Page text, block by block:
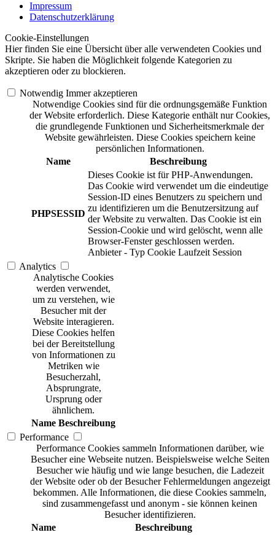
Impressum
Datenschutzerklärung
Cookie-Einstellungen
Hier finden Sie eine Übersicht über alle verwendeten Cookies und
Skripte. Sie haben die Möglichkeit folgende Kategorien zu
akzeptieren oder zu blockieren.
Notwendig Immer akzeptieren
Notwendige Cookies sind für die ordnungsgemäße Funktion
der Website erforderlich. Diese Kategorie enthält nur Cookies,
die grundlegende Funktionen und Sicherheitsmerkmale der
Website gewährleisten. Diese Cookies speichern keine
persönlichen Informationen.
Name
Beschreibung
PHPSESSID
Dieses Cookie ist für PHP-Anwendungen.
Das Cookie wird verwendet um die eindeutige
Session-ID eines Benutzers zu speichern und
zu identifizieren um die Benutzersitzung auf
der Website zu verwalten. Das Cookie ist ein
Session-Cookie und wird gelöscht, wenn alle
Browser-Fenster geschlossen werden.
Anbieter - Typ Cookie Laufzeit Session
Analytics
Analytische Cookies
werden verwendet,
um zu verstehen, wie
Besucher mit der
Website interagieren.
Diese Cookies helfen
bei der Bereitstellung
von Informationen zu
Metriken wie
Besucherzahl,
Absprungrate,
Ursprung oder
ähnlichem.
Name Beschreibung
Performance
Performance Cookies sammeln Informationen darüber, wie
Besucher eine Webseite nutzen. Beispielsweise welche Seiten
Besucher wie häufig und wie lange besuchen, die Ladezeit
der Website oder ob der Besucher Fehlermeldungen angezeigt
bekommen. Alle Informationen, die diese Cookies sammeln,
sind zusammengefasst und anonym - sie können keinen
Besucher identifizieren.
Name
Beschreibung